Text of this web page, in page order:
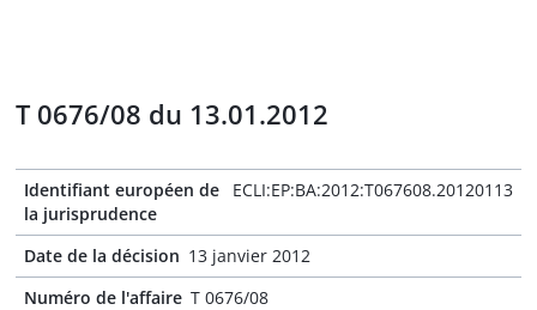
T 0676/08 du 13.01.2012
Identifiant européen de
la jurisprudence
ECLI:EP:BA:2012:T067608.20120113
Date de la décision 13 janvier 2012
Numéro de l'affaire T 0676/08